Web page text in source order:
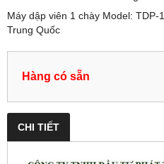
Máy dập viên 1 chày Model:
Trung Quốc
Hàng có sẵn
CHI TIẾT